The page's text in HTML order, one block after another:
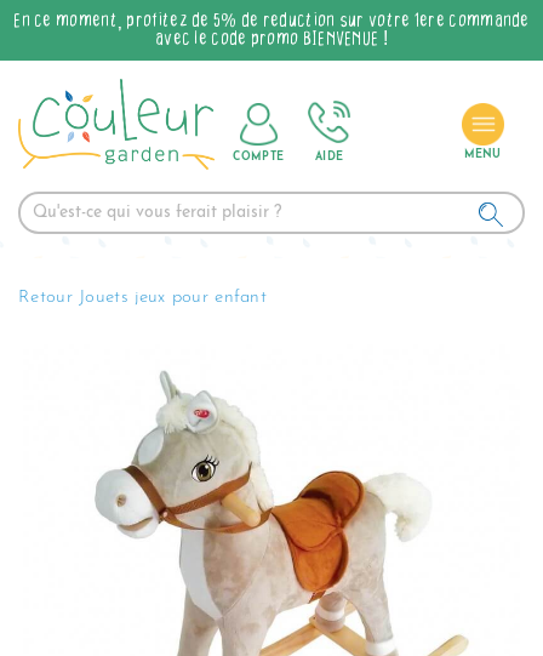
En ce moment, profitez de 5% de réduction sur votre 1ère commande
avec le code promo BIENVENUE !
COMPTE AIDE
Retour Jouets jeux pour enfant